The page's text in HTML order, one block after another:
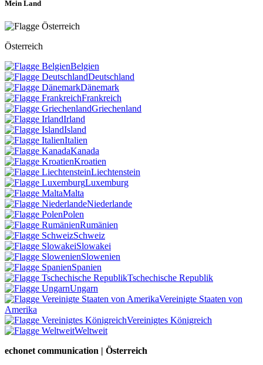
Mein Land
Österreich
Belgien
Deutschland
Dänemark
Frankreich
Griechenland
Irland
Island
Italien
Kanada
Kroatien
Liechtenstein
Luxemburg
Malta
Niederlande
Polen
Rumänien
Schweiz
Slowakei
Slowenien
Spanien
Tschechische Republik
Ungarn
Vereinigte Staaten von
Amerika
Vereinigtes Königreich
Weltweit
echonet communication | Österreich